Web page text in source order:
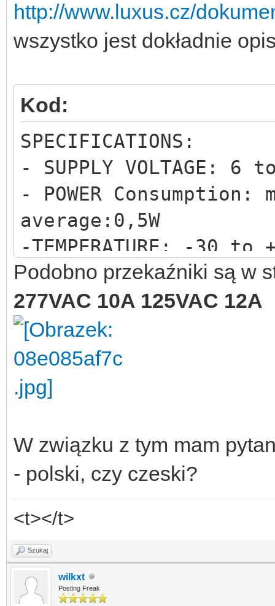
http://www.luxus.cz/
wszystko jest dokładnie
Kod:
SPECIFICATIONS:
- SUPPLY VOLTAGE: 6
- POWER
average:0,5W
-TEMPERATURE: -30
- SIZE: 68x73mm.
- GSM: 850/900/1800/
- SIM CARD: 1,8V i 3V
- 1 RELAY for ON/
normally available
closed.
- 3 DIGITAL INPUTS
devices, e.g: as
buffer
- 1 ANALOG INPUT:
the jumper near
measures the voltage
Podobno przekaźniki są w
277VAC 10A 125VAC 12A
W związku z tym mam
- polski, czy czeski?
<t></t>
Szukaj
wilkxt
Posting Freak